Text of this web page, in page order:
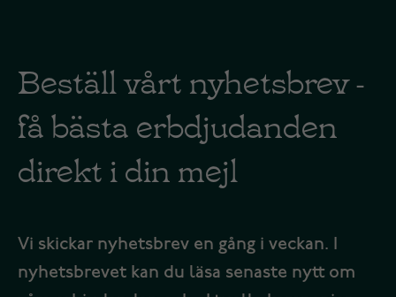
Beställ vårt nyhetsbrev -
få bästa erbdjudanden
direkt i din mejl
Vi skickar nyhetsbrev en gång i veckan. I
nyhetsbrevet kan du läsa senaste nytt om